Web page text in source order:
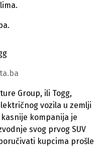
Group, ili Togg,
vozila u zemlji
kompanija je
svog prvog SUV
​​kupcima prošle